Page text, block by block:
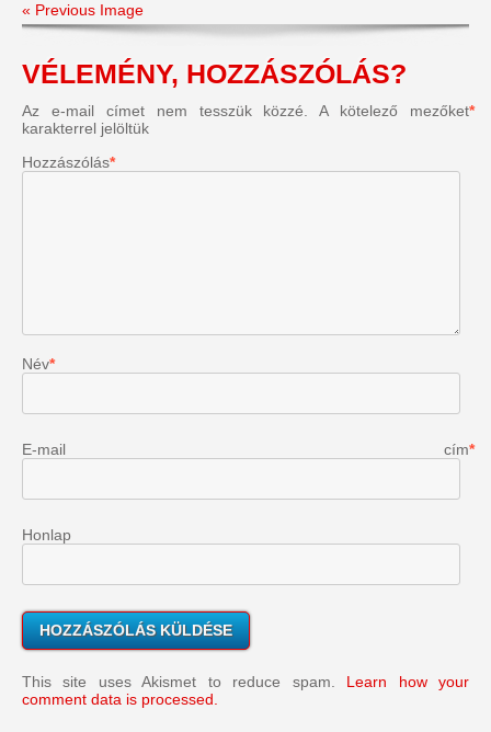
« Previous Image
VÉLEMÉNY, HOZZÁSZÓLÁS?
Az e-mail címet nem tesszük közzé. A kötelező mezőket*
karakterrel jelöltük
Hozzászólás*
Név*
E-mail cím*
Honlap
This site uses Akismet to reduce spam. Learn how your
comment data is processed.